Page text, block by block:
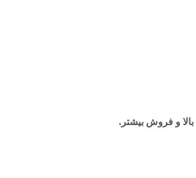
و فروش بیشتر.